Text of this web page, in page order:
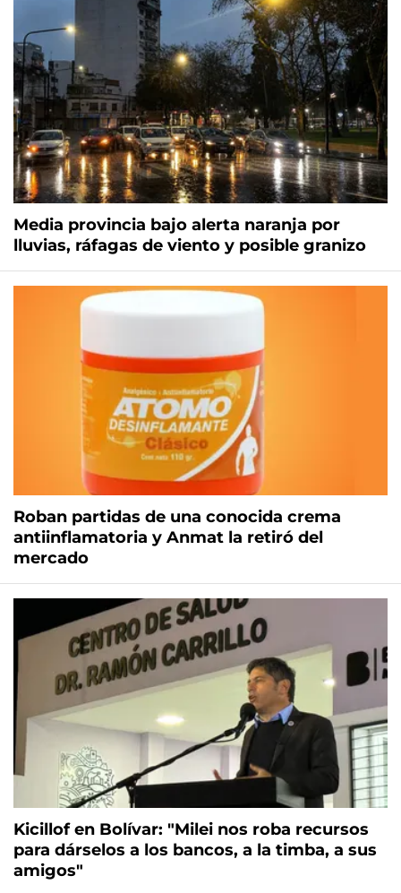
Media provincia bajo alerta naranja por
lluvias, ráfagas de viento y posible granizo
Roban partidas de una conocida crema
antiinflamatoria y Anmat la retiró del
mercado
Kicillof en Bolívar: "Milei nos roba recursos
para dárselos a los bancos, a la timba, a sus
amigos"